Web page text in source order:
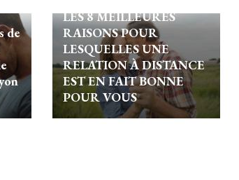
de
LES 8 MEILLEURES
RAISONS POUR
LESQUELLES UNE
RELATION À DISTANCE
EST EN FAIT BONNE
POUR VOUS